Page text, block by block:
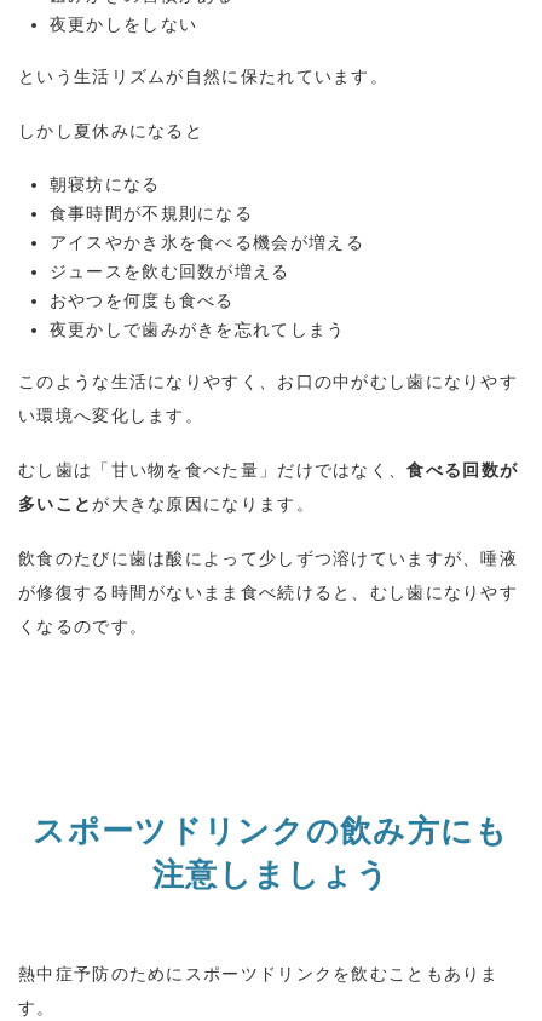
夜更かしをしない
という生活リズムが自然に保たれています。
しかし夏休みになると
朝寝坊になる
食事時間が不規則になる
アイスやかき氷を食べる機会が増える
ジュースを飲む回数が増える
おやつを何度も食べる
夜更かしで歯みがきを忘れてしまう
このような生活になりやすく、お口の中がむし歯になりやす
い環境へ変化します。
むし歯は「甘い物を食べた量」だけではなく、食べる回数が
多いことが大きな原因になります。
飲食のたびに歯は酸によって少しずつ溶けていますが、唾液
が修復する時間がないまま食べ続けると、むし歯になりやす
くなるのです。
スポーツドリンクの飲み方にも
注意しましょう
熱中症予防のためにスポーツドリンクを飲むこともありま
す。